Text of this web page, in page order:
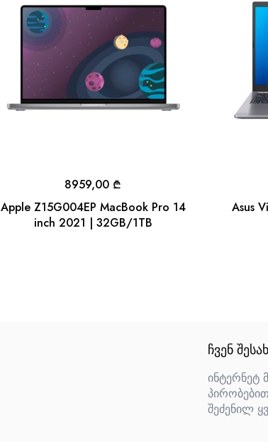
Apple Z15G004EP MacBook Pro 14
inch 2021 | 32GB/1TB
8959,00 ₾
Asus
ᲩᲕᲔᲜ
ინტერნეტ
შეძენილ